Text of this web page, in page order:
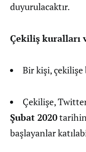
duyurulacaktır.
Çekiliş kuralları
Bir kişi,
Çekilişe,
Şubat 2020
başlayanlar